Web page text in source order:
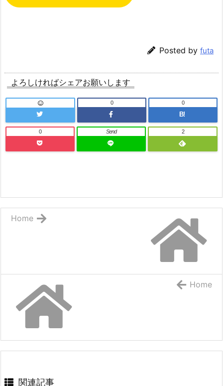
Posted by futa
よろしければシェアお願いします
0
B!
0
0 Send 2
Home
Home
関連記事